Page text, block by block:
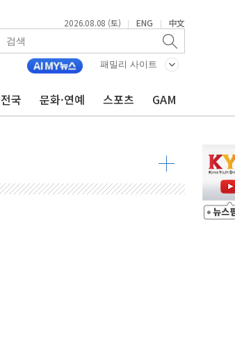
2026.08.08 (토) | ENG | 中文
패밀리 사이트
전국 문화·연예 스포츠 GAM
협에 맞설 자체 억지력 강화
해상봉쇄 영향
'
1%대 상승
↑ VS 트레이드데스크·웬디스↓
겠다"